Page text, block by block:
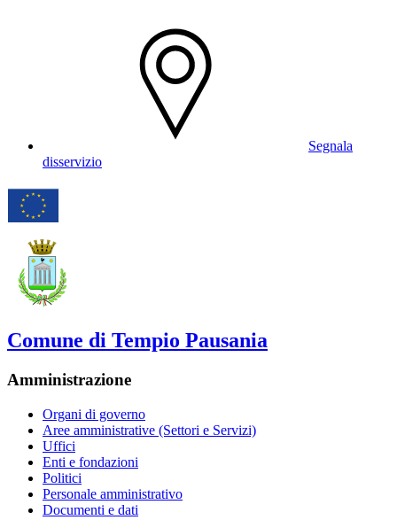
Segnala
disservizio
Comune di Tempio Pausania
Amministrazione
Organi di governo
Aree amministrative (Settori e Servizi)
Uffici
Enti e fondazioni
Politici
Personale amministrativo
Documenti e dati